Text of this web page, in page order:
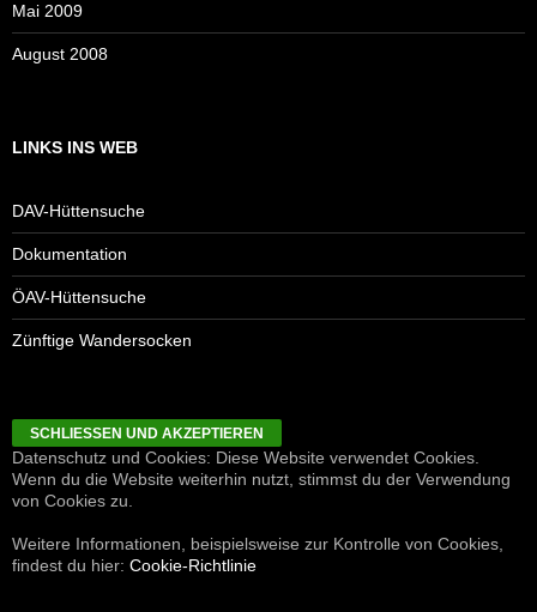
Mai 2009
August 2008
LINKS INS WEB
DAV-Hüttensuche
Dokumentation
ÖAV-Hüttensuche
Zünftige Wandersocken
Datenschutz und Cookies: Diese Website verwendet Cookies.
Wenn du die Website weiterhin nutzt, stimmst du der Verwendung
von Cookies zu.
Weitere Informationen, beispielsweise zur Kontrolle von Cookies,
findest du hier: Cookie-Richtlinie